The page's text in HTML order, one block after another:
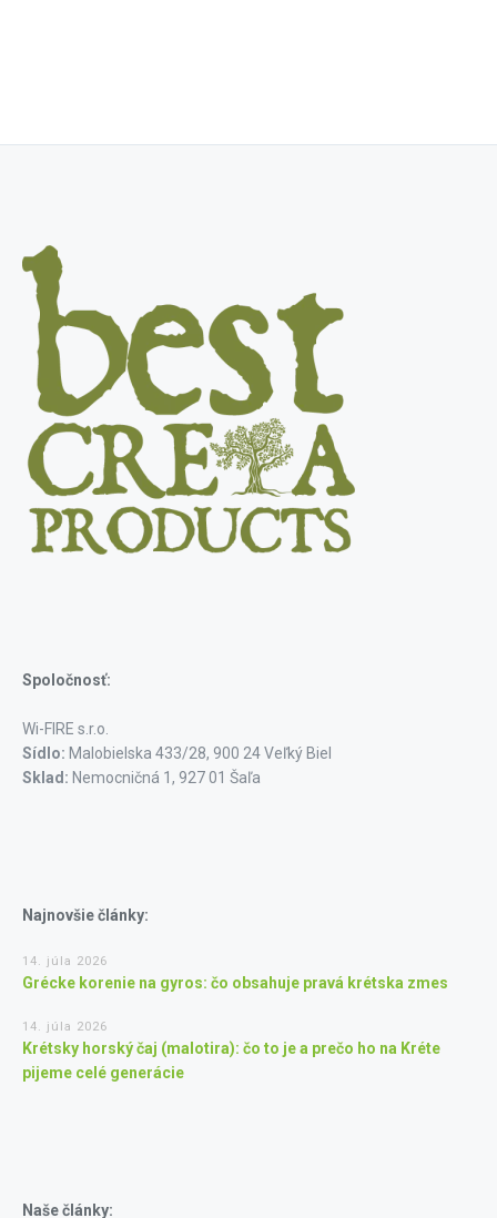
Spoločnosť:
Wi-FIRE s.r.o.
Sídlo: Malobielska 433/28, 900 24 Veľký Biel
Sklad: Nemocničná 1, 927 01 Šaľa
Najnovšie články:
14. júla 2026
Grécke korenie na gyros: čo obsahuje pravá krétska zmes
14. júla 2026
Krétsky horský čaj (malotira): čo to je a prečo ho na Kréte
pijeme celé generácie
Naše články: